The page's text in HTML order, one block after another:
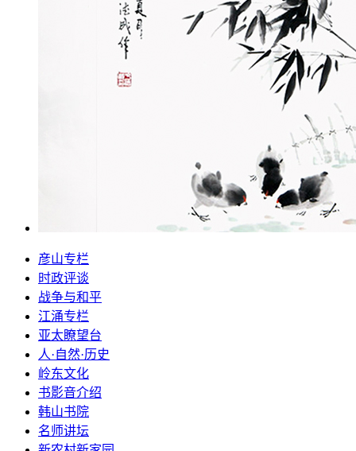
彦山专栏
时政评谈
战争与和平
江涌专栏
亚太瞭望台
人·自然·历史
岭东文化
书影音介绍
韩山书院
名师讲坛